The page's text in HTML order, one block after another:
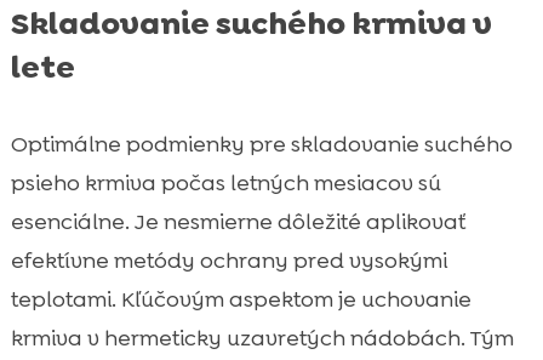
Skladovanie suchého krmiva v
lete
Optimálne podmienky pre skladovanie suchého
psieho krmiva počas letných mesiacov sú
esenciálne. Je nesmierne dôležité aplikovať
efektívne metódy ochrany pred vysokými
teplotami. Kľúčovým aspektom je uchovanie
krmiva v hermeticky uzavretých nádobách. Tým